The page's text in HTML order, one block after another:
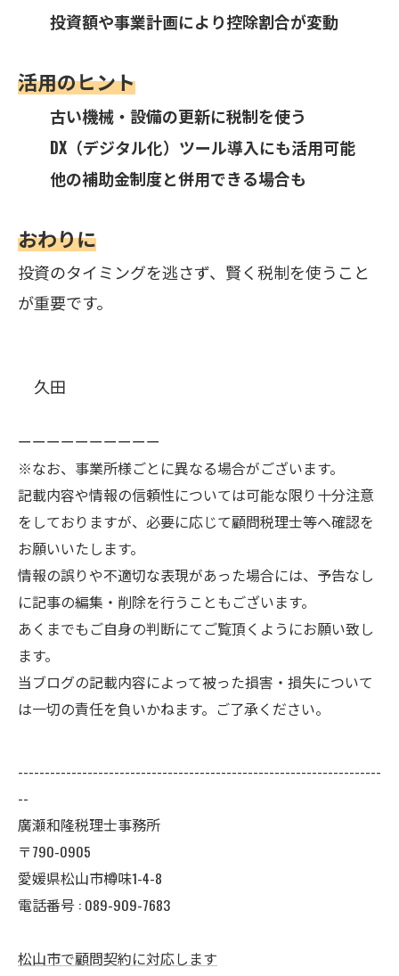
投資額や事業計画により控除割合が変動
活用のヒント
古い機械・設備の更新に税制を使う
DX（デジタル化）ツール導入にも活用可能
他の補助金制度と併用できる場合も
おわりに
投資のタイミングを逃さず、賢く税制を使うこと
が重要です。
久田
ーーーーーーーーーー
※なお、事業所様ごとに異なる場合がございます。
記載内容や情報の信頼性については可能な限り十分注意
をしておりますが、必要に応じて顧問税理士等へ確認を
お願いいたします。
情報の誤りや不適切な表現があった場合には、予告なし
に記事の編集・削除を行うこともございます。
あくまでもご自身の判断にてご覧頂くようにお願い致し
ます。
当ブログの記載内容によって被った損害・損失について
は一切の責任を負いかねます。ご了承ください。
--------------------------------------------------------------------
--
廣瀬和隆税理士事務所
〒790-0905
愛媛県松山市樽味1-4-8
電話番号 : 089-909-7683
松山市で顧問契約に対応します